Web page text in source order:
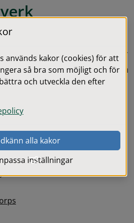
spela slagverk gör du som
på våren när ditt barn går
att kontakta Musikskolan om
och vill börja spela ett
också ansöka och tas in i mån
filmer om Musikskolans
används kakor (cookies) för att
så bra som möjligt och för
och utveckla den efter
alla kakor
inställningar